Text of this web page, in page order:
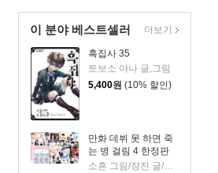
이 분야 베스트셀러
흑집사 35
토보소 야나 글,그림
5,400원 (10% 할인)
만화 데뷔 못 하면 죽
는 병 걸림 4 한정판
소흔 그림/장진 글/백덕수 원저
더보기